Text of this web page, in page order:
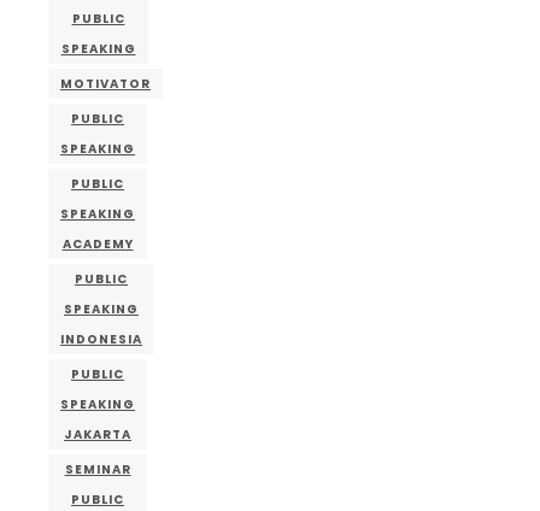
PUBLIC
SPEAKING
MOTIVATOR
PUBLIC
SPEAKING
PUBLIC
SPEAKING
ACADEMY
PUBLIC
SPEAKING
INDONESIA
PUBLIC
SPEAKING
JAKARTA
SEMINAR
PUBLIC